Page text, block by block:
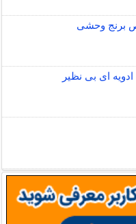
برنج وحشی
ای بی نظیر